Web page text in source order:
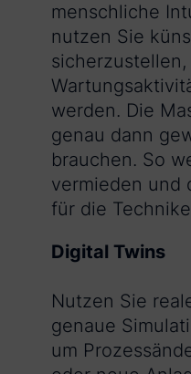
menschliche
nutzen Sie
werden. Die
genau dann
brauchen. So
vermieden und
für die
Digital Twins
Nutzen Sie
genaue
um